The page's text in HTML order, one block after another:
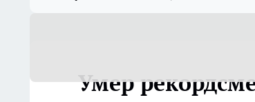
Умер